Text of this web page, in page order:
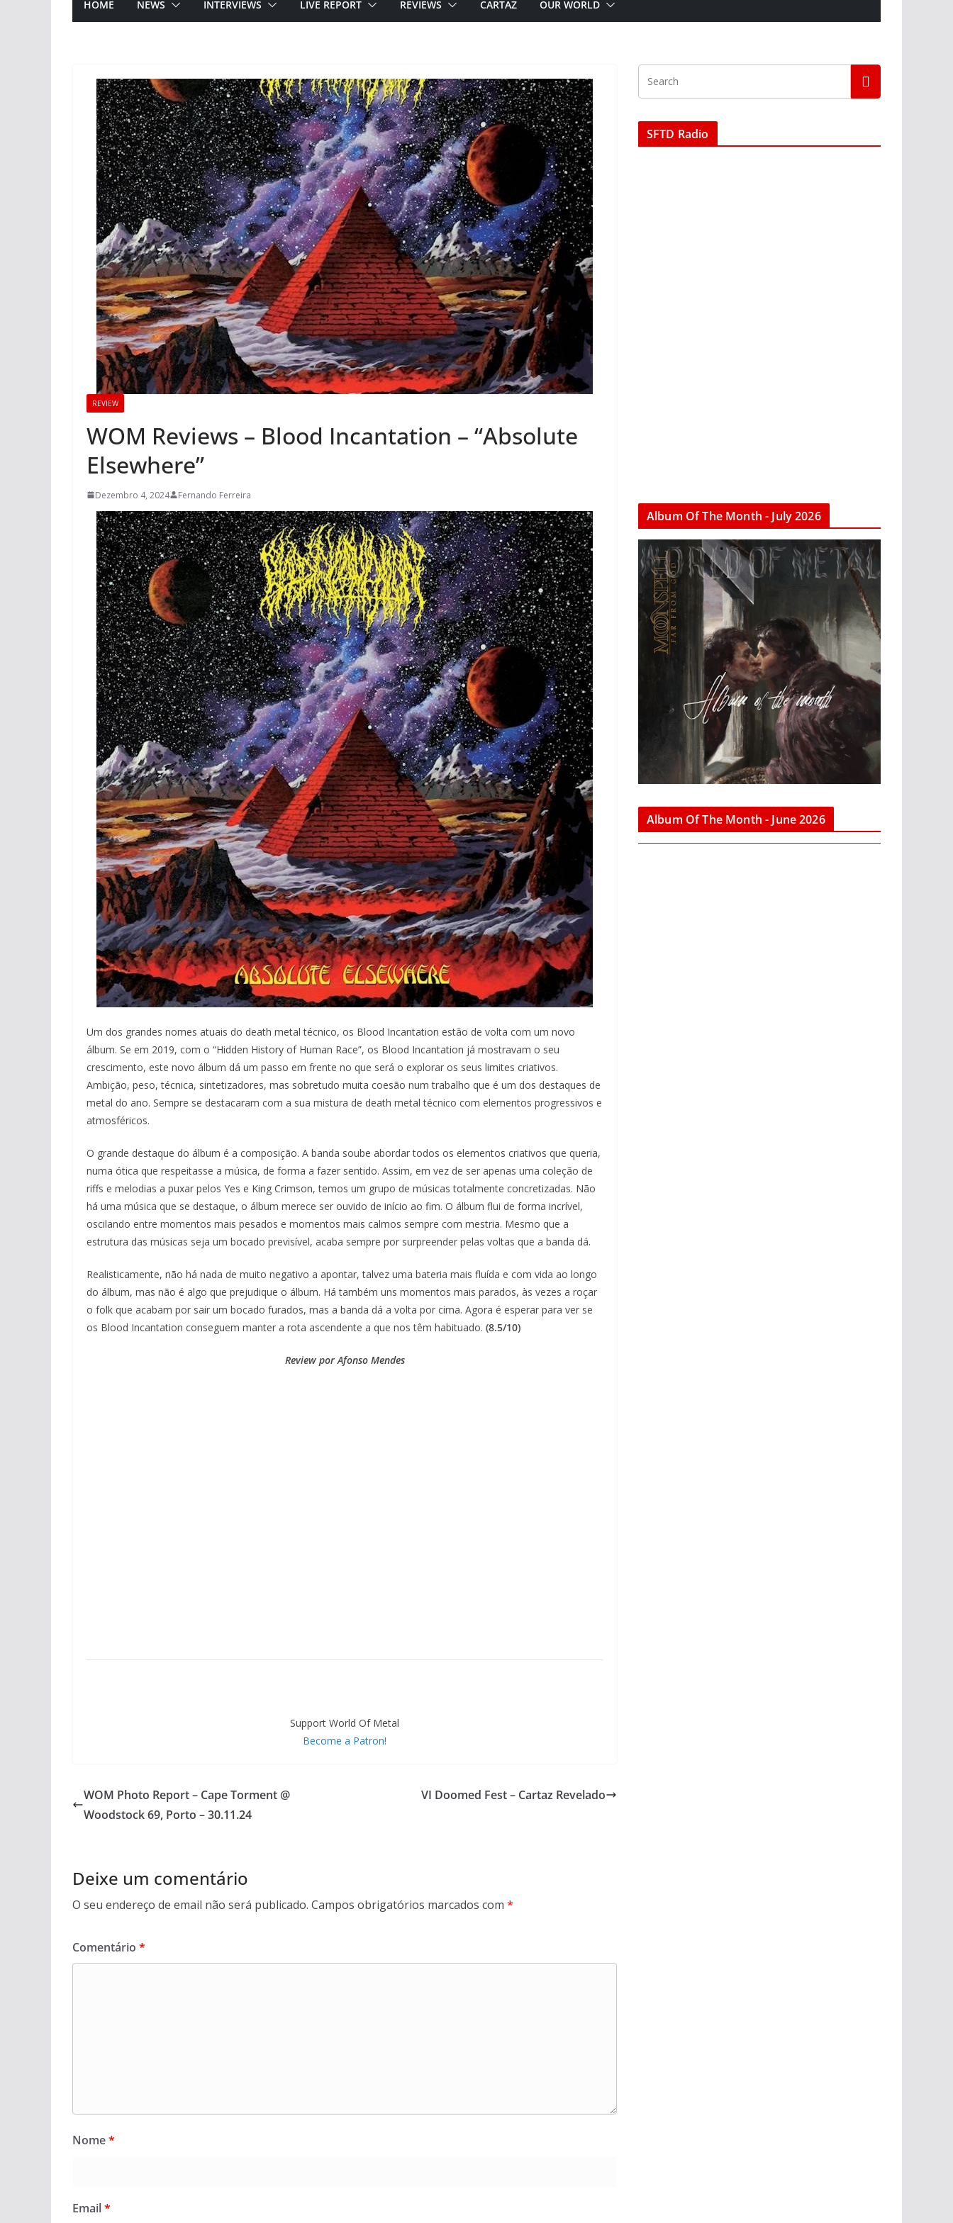
HOME NEWS INTERVIEWS LIVE REPORT REVIEWS CARTAZ OUR WORLD
REVIEW
WOM Reviews – Blood Incantation – “Absolute
Elsewhere”
Dezembro 4, 2024 Fernando Ferreira
Um dos grandes nomes atuais do death metal técnico, os Blood Incantation estão de volta com um novo
álbum. Se em 2019, com o “Hidden History of Human Race”, os Blood Incantation já mostravam o seu
crescimento, este novo álbum dá um passo em frente no que será o explorar os seus limites criativos.
Ambição, peso, técnica, sintetizadores, mas sobretudo muita coesão num trabalho que é um dos destaques de
metal do ano. Sempre se destacaram com a sua mistura de death metal técnico com elementos progressivos e
atmosféricos.
O grande destaque do álbum é a composição. A banda soube abordar todos os elementos criativos que queria,
numa ótica que respeitasse a música, de forma a fazer sentido. Assim, em vez de ser apenas uma coleção de
riffs e melodias a puxar pelos Yes e King Crimson, temos um grupo de músicas totalmente concretizadas. Não
há uma música que se destaque, o álbum merece ser ouvido de início ao fim. O álbum flui de forma incrível,
oscilando entre momentos mais pesados e momentos mais calmos sempre com mestria. Mesmo que a
estrutura das músicas seja um bocado previsível, acaba sempre por surpreender pelas voltas que a banda dá.
Realisticamente, não há nada de muito negativo a apontar, talvez uma bateria mais fluída e com vida ao longo
do álbum, mas não é algo que prejudique o álbum. Há também uns momentos mais parados, às vezes a roçar
o folk que acabam por sair um bocado furados, mas a banda dá a volta por cima. Agora é esperar para ver se
os Blood Incantation conseguem manter a rota ascendente a que nos têm habituado. (8.5/10)
Review por Afonso Mendes
Support World Of Metal
Become a Patron!
WOM Photo Report – Cape Torment @
Woodstock 69, Porto – 30.11.24
VI Doomed Fest – Cartaz Revelado
Deixe um comentário
O seu endereço de email não será publicado. Campos obrigatórios marcados com *
Comentário *
Nome*
Email*
SFTD Radio
Album Of The Month - July 2026
Album Of The Month - June 2026